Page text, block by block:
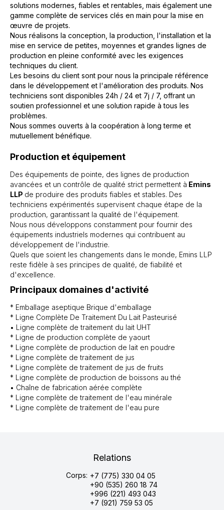
solutions modernes, fiables et rentables, mais également une
gamme complète de services clés en main pour la mise en
œuvre de projets.
Nous réalisons la conception, la production, l'installation et la
mise en service de petites, moyennes et grandes lignes de
production en pleine conformité avec les exigences
techniques du client.
Les besoins du client sont pour nous la principale référence
dans le développement et l'amélioration des produits. Nos
techniciens sont disponibles 24h / 24 et 7j / 7, offrant un
soutien professionnel et une solution rapide à tous les
problèmes.
Nous sommes ouverts à la coopération à long terme et
mutuellement bénéfique.
Production et équipement
Des équipements de pointe, des lignes de production
avancées et un contrôle de qualité strict permettent à Emins
LLP de produire des produits fiables et stables. Des
techniciens expérimentés supervisent chaque étape de la
production, garantissant la qualité de l'équipement.
Nous nous développons constamment pour fournir des
équipements industriels modernes qui contribuent au
développement de l'industrie.
Quels que soient les changements dans le monde, Emins LLP
reste fidèle à ses principes de qualité, de fiabilité et
d'excellence.
Principaux domaines d'activité
* Emballage aseptique Brique d'emballage
* Ligne Complète De Traitement Du Lait Pasteurisé
• Ligne complète de traitement du lait UHT
* Ligne de production complète de yaourt
* Ligne complète de production de lait en poudre
* Ligne complète de traitement de jus
* Ligne complète de traitement de jus de fruits
* Ligne complète de production de boissons au thé
• Chaîne de fabrication aérée complète
* Ligne complète de traitement de l'eau minérale
* Ligne complète de traitement de l'eau pure
+7 (775) 330 04 05
+90 (535) 260 18 74
+996 (221) 493 043
+7 (921) 759 53 05
Corps:
Relations